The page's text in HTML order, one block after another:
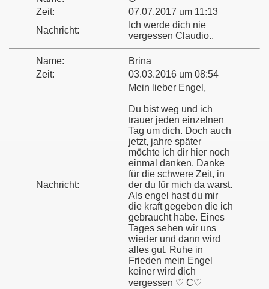
Zeit:
07.07.2017 um 11:13
Nachricht:
Ich werde dich nie
vergessen Claudio..
Name:
Brina
Zeit:
03.03.2016 um 08:54
Nachricht:
Mein lieber Engel,
Du bist weg und ich
trauer jeden einzelnen
Tag um dich. Doch auch
jetzt, jahre später
möchte ich dir hier noch
einmal danken. Danke
für die schwere Zeit, in
der du für mich da warst.
Als engel hast du mir
die kraft gegeben die ich
gebraucht habe. Eines
Tages sehen wir uns
wieder und dann wird
alles gut. Ruhe in
Frieden mein Engel
keiner wird dich
vergessen ♡ C♡